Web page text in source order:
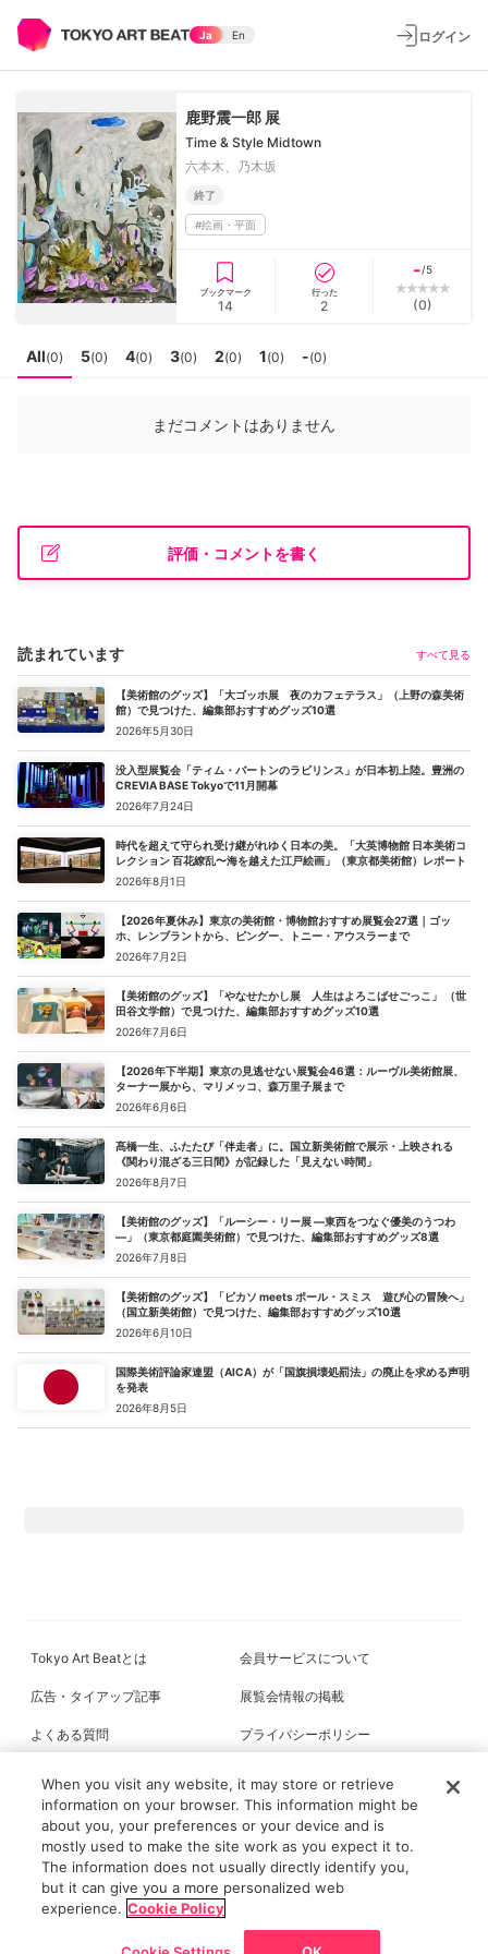
Ja En ログイン
鹿野震一郎 展
Time & Style Midtown
六本木、乃木坂
終了
#絵画・平面
ブックマーク
14
行った
2
-/5
(0)
All(0) 5(0) 4(0) 3(0) 2(0) 1(0) -(0)
まだコメントはありません
評価・コメントを書く
読まれています すべて見る
【美術館のグッズ】「大ゴッホ展 夜のカフェテラス」（上野の森美術
館）で見つけた、編集部おすすめグッズ10選
2026年5月30日
没入型展覧会「ティム・バートンのラビリンス」が日本初上陸。豊洲の
CREVIA BASE Tokyoで11月開幕
2026年7月24日
時代を超えて守られ受け継がれゆく日本の美。「大英博物館 日本美術コ
レクション 百花繚乱〜海を越えた江戸絵画」（東京都美術館）レポート
2026年8月1日
【2026年夏休み】東京の美術館・博物館おすすめ展覧会27選｜ゴッ
ホ、レンブラントから、ピングー、トニー・アウスラーまで
2026年7月2日
【美術館のグッズ】「やなせたかし展 人生はよろこばせごっこ」 （世
田谷文学館）で見つけた、編集部おすすめグッズ10選
2026年7月6日
【2026年下半期】東京の見逃せない展覧会46選：ルーヴル美術館展、
ターナー展から、マリメッコ、森万里子展まで
2026年6月6日
髙橋一生、ふたたび「伴走者」に。国立新美術館で展示・上映される
《関わり混ざる三日間》が記録した「見えない時間」
2026年8月7日
【美術館のグッズ】「ルーシー・リー展 ―東西をつなぐ優美のうつわ
―」（東京都庭園美術館）で見つけた、編集部おすすめグッズ8選
2026年7月8日
【美術館のグッズ】「ピカソ meets ポール・スミス 遊び心の冒険へ」
（国立新美術館）で見つけた、編集部おすすめグッズ10選
2026年6月10日
国際美術評論家連盟（AICA）が「国旗損壊処罰法」の廃止を求める声明
を発表
2026年8月5日
Tokyo Art Beatとは 会員サービスについて
広告・タイアップ記事 展覧会情報の掲載
よくある質問 プライバシーポリシー
All content on this site is © its respective owner(s). Tokyo Art Beat (2004-
2026).
When you visit any website, it may store or retrieve
information on your browser. This information might be
about you, your preferences or your device and is
mostly used to make the site work as you expect it to.
The information does not usually directly identify you,
but it can give you a more personalized web
experience. Cookie Policy